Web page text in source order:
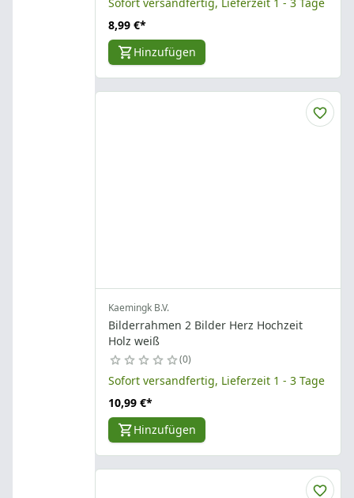
8,99 €*
Hinzufügen
Kaemingk B.V.
Bilderrahmen 2 Bilder Herz Hochzeit
Holz weiß
0
Sofort versandfertig, Lieferzeit 1 - 3 Tage
10,99 €*
Hinzufügen